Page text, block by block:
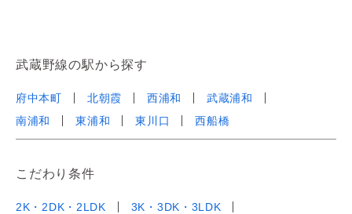
武蔵野線の駅から探す
府中本町 北朝霞 西浦和
武蔵浦和
南浦和
東浦和 東川口 西船橋
こだわり条件
2K・2DK・2LDK
3K・3DK・3LDK